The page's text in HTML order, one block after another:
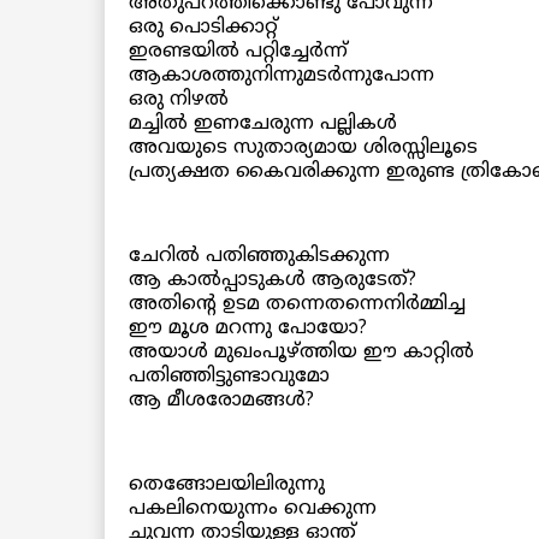
ഒരു പൊടിക്കാറ്റ്
ഇരണ്ടയില്‍ പറ്റിച്ചേര്‍ന്ന്
ആകാശത്തുനിന്നുമടര്‍ന്നുപോന്ന
ഒരു നിഴല്‍
മച്ചില്‍ ഇണചേരുന്ന പല്ലികള്‍
അവയുടെ സുതാര്യമായ ശിരസ്സിലൂടെ
പ്രത്യക്ഷത കൈവരിക്കുന്ന ഇരുണ്ട
ചേറില്‍ പതിഞ്ഞുകിടക്കുന്ന
ആ കാല്‍പ്പാടുകള്‍ ആരുടേത്?
അതിന്റെ ഉടമ തന്നെതന്നെനിര്‍മ്മിച്ച
ഈ മൂശ മറന്നു പോയോ?
അയാള്‍ മുഖംപൂഴ്ത്തിയ ഈ കാറ്റില്‍
പതിഞ്ഞിട്ടുണ്ടാവുമോ
ആ മീശരോമങ്ങള്‍?
തെങ്ങോലയിലിരുന്നു
പകലിനെയുന്നം വെക്കുന്ന
ചുവന്ന താടിയുള്ള ഓന്ത്